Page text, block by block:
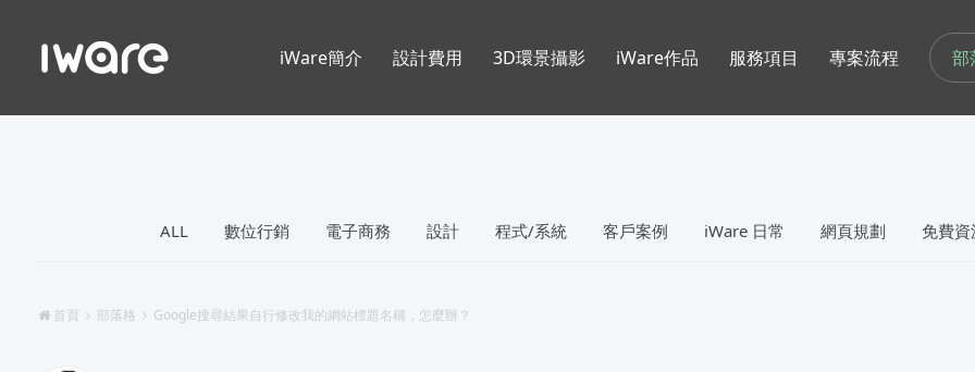
部
ALL 數位行銷 電子商務 設計 程式/系統 客戶案例 iWare 日常 網頁規劃 免費資
首頁 部落格 Google搜尋結果自行修改我的網站標題名稱，怎麼辦？